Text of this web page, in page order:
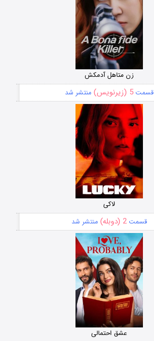
زن متاهل آدمکش
قسمت5 (زیرنویس) منتشر شد
لاکی
قسمت2 (دوبله) منتشر شد
عشق احتمالی